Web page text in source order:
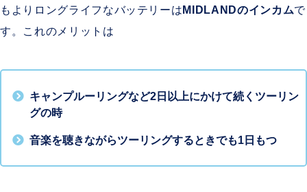
もよりロングライフなバッテリーはMIDLANDのインカムで
す。これのメリットは
キャンプルーリングなど2日以上にかけて続くツーリン
グの時
音楽を聴きながらツーリングするときでも1日もつ